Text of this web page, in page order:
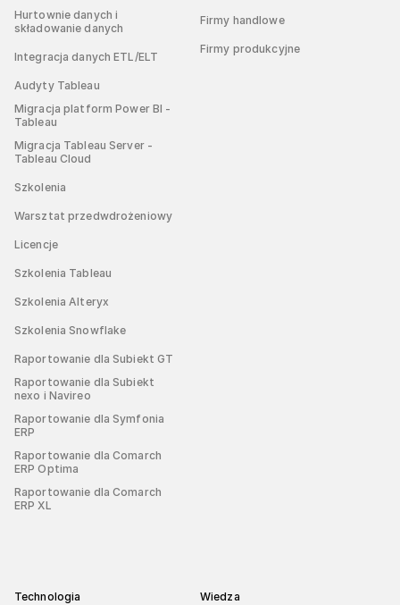
Hurtownie danych i
składowanie danych
Integracja danych ETL/ELT
Audyty Tableau
Migracja platform Power BI -
Tableau
Migracja Tableau Server -
Tableau Cloud
Szkolenia
Warsztat przedwdrożeniowy
Licencje
Szkolenia Tableau
Szkolenia Alteryx
Szkolenia Snowflake
Raportowanie dla Subiekt GT
Raportowanie dla Subiekt
nexo i Navireo
Raportowanie dla Symfonia
ERP
Raportowanie dla Comarch
ERP Optima
Raportowanie dla Comarch
ERP XL
Firmy handlowe
Firmy produkcyjne
Technologia
Wiedza